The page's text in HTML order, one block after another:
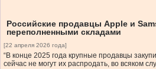
Российские продавцы Apple и
переполненными складами
[22 апреля 2026 года]
“В конце 2025 года крупные продавцы
сейчас не могут их распродать, во всяком